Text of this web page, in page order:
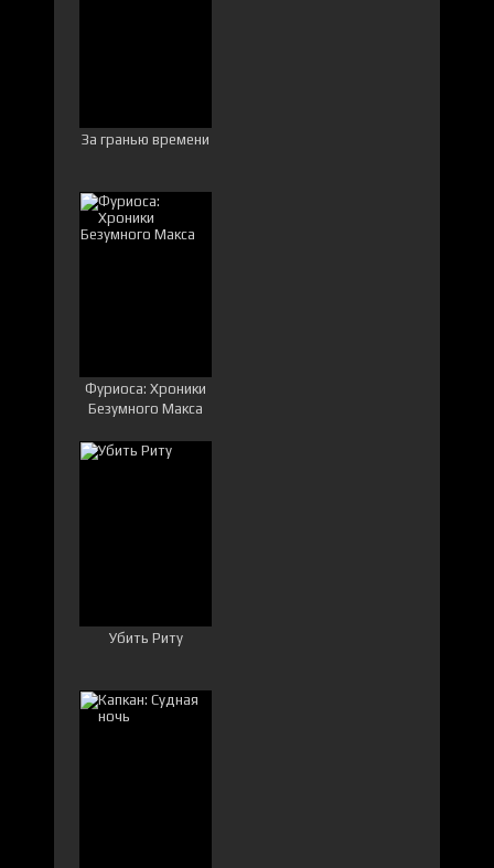
За гранью времени
Фуриоса: Хроники
Безумного Макса
Убить Риту